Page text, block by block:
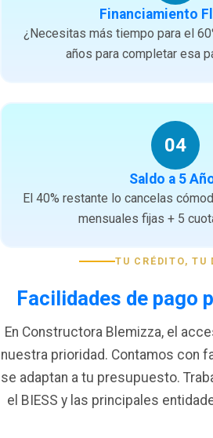
Financiamiento
¿Necesitas más tiempo para el
años para completar esa
04
Saldo a 5
El 40% restante lo cancelas
mensuales fijas + 5
TU CRÉDITO, TU
Facilidades de pago
En Constructora Blemizza, el
nuestra prioridad. Contamos con
se adaptan a tu presupuesto.
el BIESS y las principales